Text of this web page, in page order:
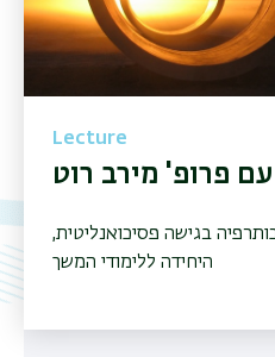
Lecture
פרופ' מירב רוט
היחידה ללימודי המשך